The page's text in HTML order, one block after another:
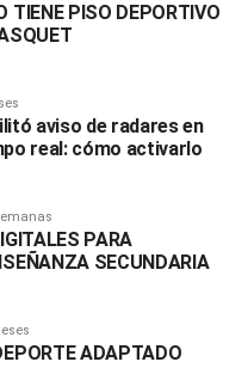
TIENE PISO DEPORTIVO
aviso de radares en
real: cómo activarlo
PARA
SECUNDARIA
ADAPTADO